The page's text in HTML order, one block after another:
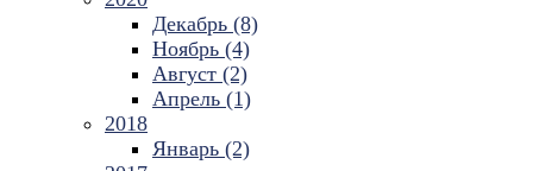
Декабрь (8)
Ноябрь (4)
Август (2)
Апрель (1)
2018
Январь (2)